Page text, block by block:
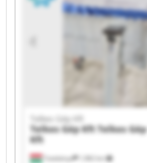
Tatabánya 1,982 km
Telkes Gép Kft
Telkes Gép Kft Telkes Gép
Kft